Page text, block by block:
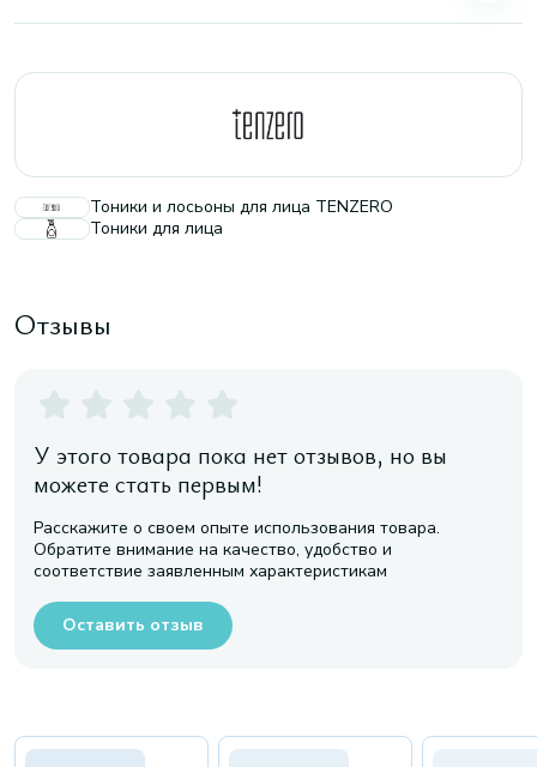
Тоники и лосьоны для лица TENZERO
Тоники для лица
Отзывы
У этого товара пока нет отзывов, но вы
можете стать первым!
Расскажите о своем опыте использования товара.
Обратите внимание на качество, удобство и
соответствие заявленным характеристикам
Оставить отзыв